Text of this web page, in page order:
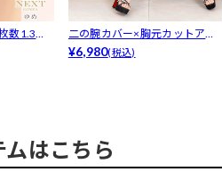
数1.3万
二の腕カバー×胸元カットアウ
トの谷間魅...
¥6,980(税込)
ムはこちら